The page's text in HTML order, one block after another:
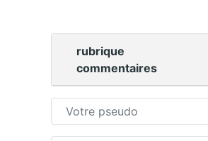
rubrique
commentaires